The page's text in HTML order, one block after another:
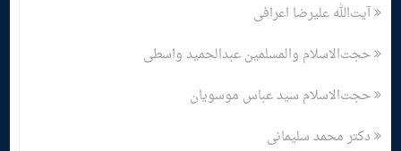
آیت‌الله علیرضا اعرافی
حجت‌الاسلام والمسلمین عبدالحمید واسطی
حجت‌الاسلام سید عباس موسویان
دکتر محمد سلیمانی